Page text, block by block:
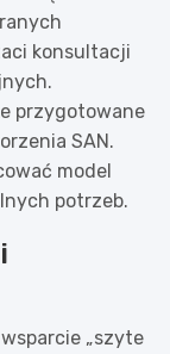
konsultacji
przygotowane
SAN.
model
potrzeb.
„szyte